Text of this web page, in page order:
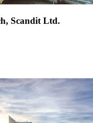
Scandit Ltd.